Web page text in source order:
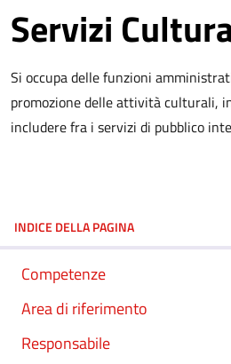
Servizi
Si occupa delle funzioni
promozione delle attività culturali,
includere fra i servizi di pubblico
INDICE DELLA PAGINA
Competenze
Area di riferimento
Responsabile